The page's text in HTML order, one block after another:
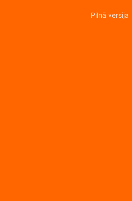
Pilnā versija